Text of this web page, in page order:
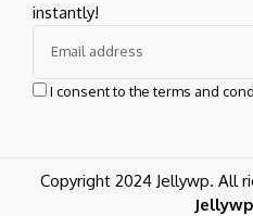
instantly!
I consent to the terms and
Copyright 2024 Jellywp. All